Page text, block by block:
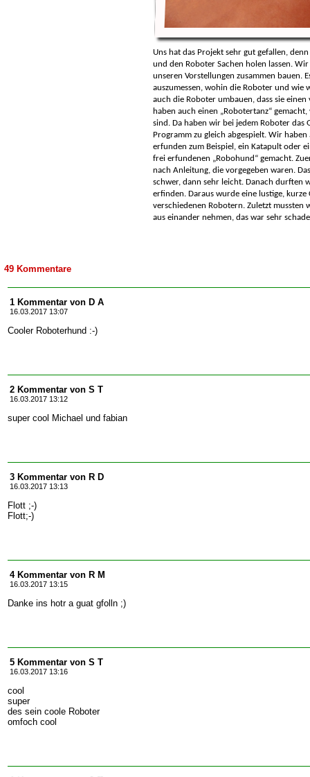
Uns hat das Projekt sehr gut gefallen,
und den Roboter Sachen holen lassen.
unseren Vorstellungen zusammen bauen.
auszumessen, wohin die Roboter und
auch die Roboter umbauen, dass sie
haben auch einen „Robotertanz“
sind. Da haben wir bei jedem Roboter das
Programm zu gleich abgespielt. Wir haben
erfunden zum Beispiel, ein Katapult oder
frei erfundenen „Robohund“ gemacht.
nach Anleitung, die vorgegeben waren.
schwer, dann sehr leicht. Danach durften
erfinden. Daraus wurde eine lustige,
verschiedenen Robotern. Zuletzt
aus einander nehmen, das war sehr
49 Kommentare
1 Kommentar von D A
16.03.2017 13:07
Cooler Roboterhund :-)
2 Kommentar von S T
16.03.2017 13:12
super cool Michael und fabian
3 Kommentar von R D
16.03.2017 13:13
Flott ;-)
Flott;-)
4 Kommentar von R M
16.03.2017 13:15
Danke ins hotr a guat gfolln ;)
5 Kommentar von S T
16.03.2017 13:16
cool
super
des sein coole Roboter
omfoch cool